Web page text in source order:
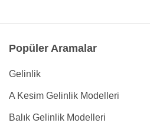
Popüler Aramalar
Gelinlik
A Kesim Gelinlik Modelleri
Balık Gelinlik Modelleri